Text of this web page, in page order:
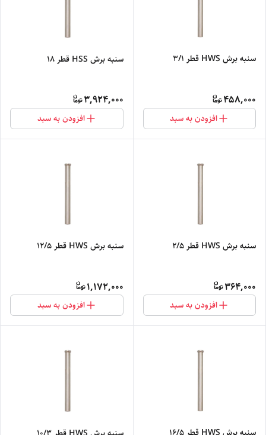
سنبه برش HWS قطر 3/1
458,000
افزودن به سبد
سنبه برش HSS قطر 18
3,924,000
افزودن به سبد
سنبه برش HWS قطر 2/5
364,000
افزودن به سبد
سنبه برش HWS قطر 12/5
1,172,000
افزودن به سبد